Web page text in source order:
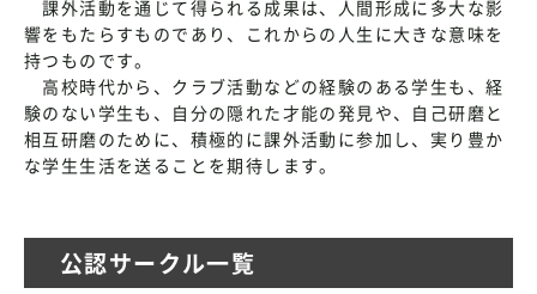
課外活動を通じて得られる成果は、人間形成に多大な影
響をもたらすものであり、これからの人生に大きな意味を
持つものです。
高校時代から、クラブ活動などの経験のある学生も、経
験のない学生も、自分の隠れた才能の発見や、自己研磨と
相互研磨のために、積極的に課外活動に参加し、実り豊か
な学生生活を送ることを期待します。
公認サークル一覧